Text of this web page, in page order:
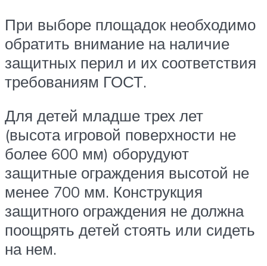
При выборе площадок необходимо
обратить внимание на наличие
защитных перил и их соответствия
требованиям ГОСТ.
Для детей младше трех лет
(высота игровой поверхности не
более 600 мм) оборудуют
защитные ограждения высотой не
менее 700 мм. Конструкция
защитного ограждения не должна
поощрять детей стоять или сидеть
на нем.